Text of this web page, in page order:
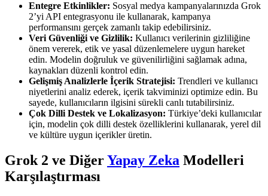
Entegre Etkinlikler: Sosyal medya kampanyalarınızda Grok
2’yi API entegrasyonu ile kullanarak, kampanya
performansını gerçek zamanlı takip edebilirsiniz.
Veri Güvenliği ve Gizlilik: Kullanıcı verilerinin gizliliğine
önem vererek, etik ve yasal düzenlemelere uygun hareket
edin. Modelin doğruluk ve güvenilirliğini sağlamak adına,
kaynakları düzenli kontrol edin.
Gelişmiş Analizlerle İçerik Stratejisi: Trendleri ve kullanıcı
niyetlerini analiz ederek, içerik takviminizi optimize edin. Bu
sayede, kullanıcıların ilgisini sürekli canlı tutabilirsiniz.
Çok Dilli Destek ve Lokalizasyon: Türkiye’deki kullanıcılar
için, modelin çok dilli destek özelliklerini kullanarak, yerel dil
ve kültüre uygun içerikler üretin.
Grok 2 ve DiğerYapay Zeka Modelleri
Karşılaştırması